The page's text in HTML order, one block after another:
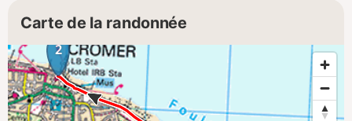
Carte de la randonnée
2